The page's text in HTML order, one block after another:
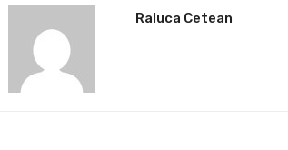
Raluca Cetean